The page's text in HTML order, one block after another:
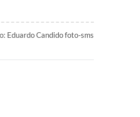
Eduardo Candido foto-sms